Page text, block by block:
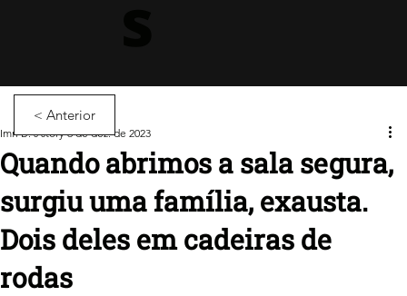
Quando abrimos a sala segura,
surgiu uma família, exausta.
Dois deles em cadeiras de
rodas
Imri B.'s story 6 de dez. de 2023
< Anterior